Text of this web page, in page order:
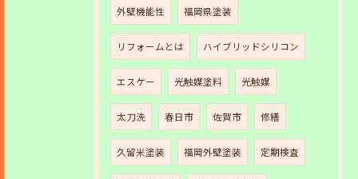
外壁機能性 福岡県塗装
リフォームとは ハイブリッドシリコン
エスケー 光触媒塗料 光触媒
太刀洗 春日市 佐賀市 修繕
久留米塗装 福岡外壁塗装 定期検査